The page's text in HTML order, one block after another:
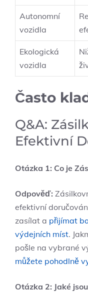
Autonomní
vozidla
Ekologická
vozidla
Často
Q&A:
Efektivní
Otázka 1: Co je
Odpověď:
efektivní
zasílat a přijímat
výdejních míst.
pošle na vybrané
můžete pohodlně
Otázka 2: Jaké